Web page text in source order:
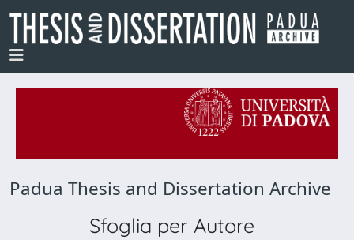
Padua Thesis and Dissertation Archive
Sfoglia per Autore